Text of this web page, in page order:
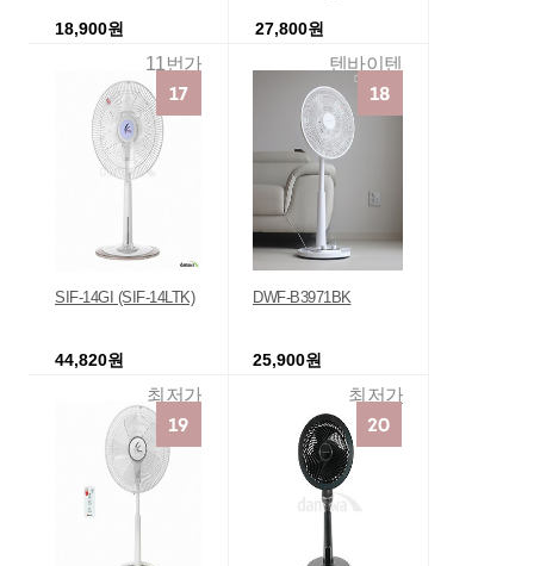
18,900원
11번가
27,800원
텐바이텐
SIF-14GI (SIF-14LTK)
44,820원
최저가
DWF-B3971BK
25,900원
최저가